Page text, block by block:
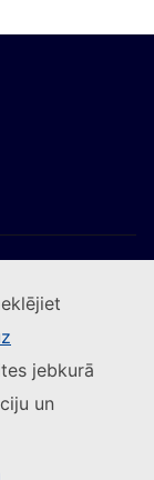
jebkurā
un